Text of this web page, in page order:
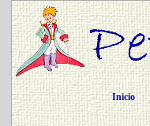
Inicio